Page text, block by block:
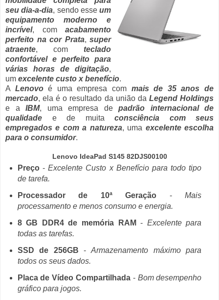
seu dia-a-dia, sendo esse um
equipamento moderno e
incrível, com acabamento
perfeito na cor Prata, super
atraente, com teclado
confortável e perfeito para
várias horas de digitação,
um excelente custo x benefício.
A Lenovoé uma empresa com mais de 35 anos de
mercado, ela é o resultado da união da Legend Holdings
e a IBM, uma empresa de padrão internacional de
qualidade e de muita consciência com seus
empregados e com a natureza, uma excelente escolha
para o consumidor.
Lenovo IdeaPad S145 82DJS00100
Preço-Excelente Custo x Benefício para todo tipo
de tarefa.
Processador de 10ª Geração -Mais
processamento e menos consumo e energia.
8 GB DDR4 de memória RAM - Excelente para
todas as tarefas.
SSD de 256GB -Armazenamento máximo para
todos os seus dados.
Placa de Vídeo Compartilhada - Bom desempenho
gráfico para jogos.